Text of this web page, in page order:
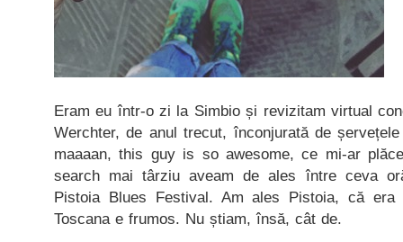
Eram eu într-o zi la Simbio și revizitam virtual
Werchter, de anul trecut, înconjurată de
maaaan, this guy is so awesome, ce mi-ar
search mai târziu aveam de ales între ceva
Pistoia Blues Festival. Am ales Pistoia, că
Toscana e frumos. Nu știam, însă, cât de.